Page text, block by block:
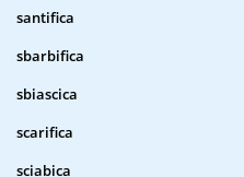
santifica
sbarbifica
sbiascica
scarifica
sciabica